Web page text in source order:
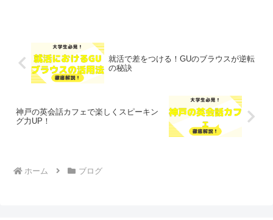
就活で差をつける！GUのブラウスが逆転
の秘訣
神戸の英会話カフェで楽しくスピーキン
グ力UP！
ホーム ブログ